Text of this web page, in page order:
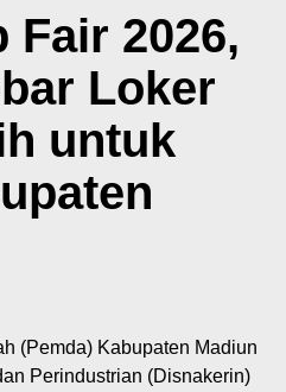
Fair 2026,
Loker
untuk
(Pemda) Kabupaten Madiun
Perindustrian (Disnakerin)